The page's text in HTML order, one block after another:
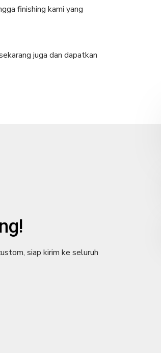
finishing kami yang
juga dan dapatkan
siap kirim ke seluruh